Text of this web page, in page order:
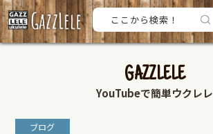
GAZZLELE
YouTubeで簡単ウクレレ
ブログ